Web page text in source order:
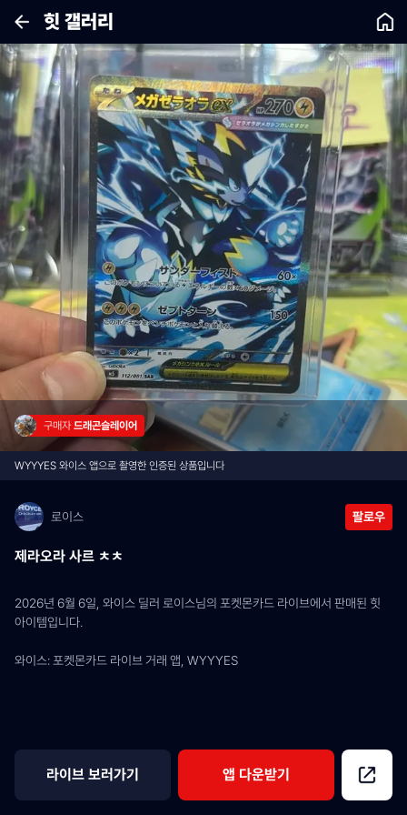
힛 갤러리
구매자 드래곤슬레이어
WYYYES 와이스 앱으로 촬영한 인증된 상품입니다
로이스 팔로우
제라오라 사르 ㅊㅊ
2026년 6월 6일, 와이스 딜러 로이스님의 포켓몬카드 라이브에서 판매된 힛
아이템입니다.
와이스: 포켓몬카드 라이브 거래 앱, WYYYES
라이브 보러가기 앱 다운받기